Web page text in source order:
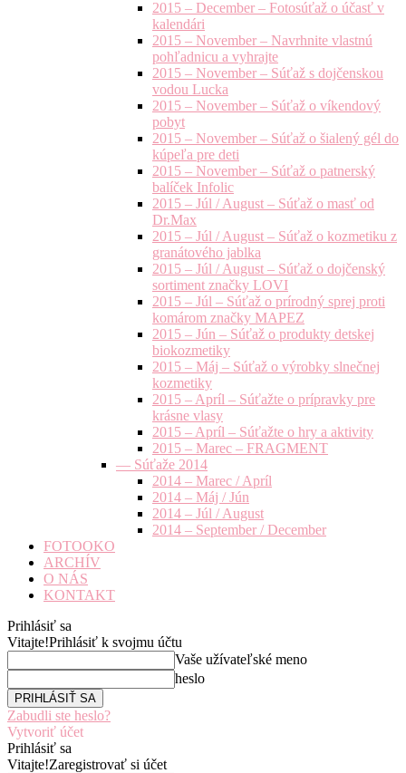
2015 – December – Fotosúťaž o účasť v
kalendári
2015 – November – Navrhnite vlastnú
pohľadnicu a vyhrajte
2015 – November – Súťaž s dojčenskou
vodou Lucka
2015 – November – Súťaž o víkendový
pobyt
2015 – November – Súťaž o šialený gél do
kúpeľa pre deti
2015 – November – Súťaž o patnerský
balíček Infolic
2015 – Júl / August – Súťaž o masť od
Dr.Max
2015 – Júl / August – Súťaž o kozmetiku z
granátového jablka
2015 – Júl / August – Súťaž o dojčenský
sortiment značky LOVI
2015 – Júl – Súťaž o prírodný sprej proti
komárom značky MAPEZ
2015 – Jún – Súťaž o produkty detskej
biokozmetiky
2015 – Máj – Súťaž o výrobky slnečnej
kozmetiky
2015 – Apríl – Súťažte o prípravky pre
krásne vlasy
2015 – Apríl – Súťažte o hry a aktivity
2015 – Marec – FRAGMENT
— Súťaže 2014
2014 – Marec / Apríl
2014 – Máj / Jún
2014 – Júl / August
2014 – September / December
FOTOOKO
ARCHÍV
O NÁS
KONTAKT
Prihlásiť sa
Vitajte!Prihlásiť k svojmu účtu
Vaše užívateľské meno
heslo
Zabudli ste heslo?
Vytvoriť účet
Prihlásiť sa
Vitajte!Zaregistrovať si účet